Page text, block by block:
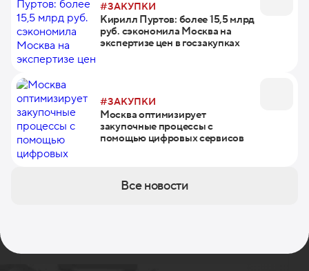
#ЗАКУПКИ
Кирилл Пуртов: более 15,5 млрд
руб. сэкономила Москва на
экспертизе цен в госзакупках
#ЗАКУПКИ
Москва оптимизирует
закупочные процессы с
помощью цифровых сервисов
Все новости